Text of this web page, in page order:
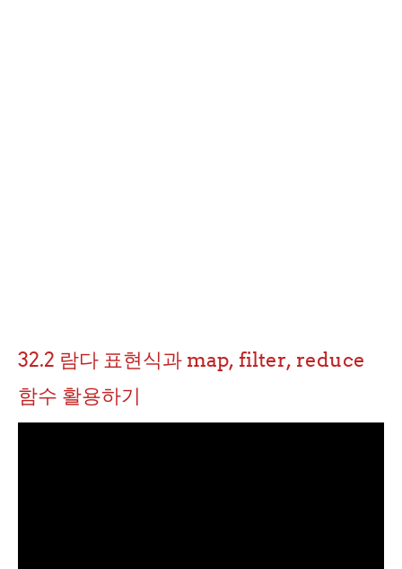
32.2 람다 표현식과 map, filter, reduce
함수 활용하기